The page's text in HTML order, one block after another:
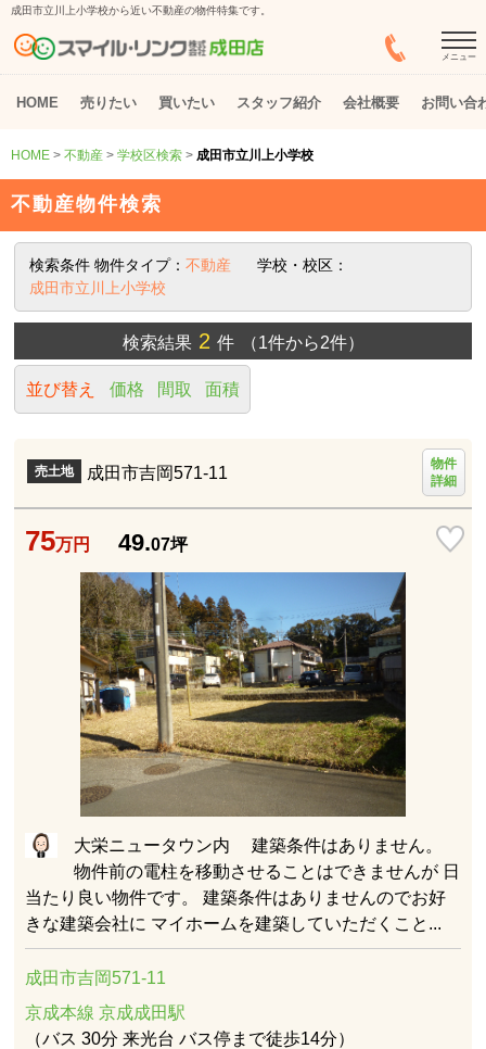
成田市立川上小学校から近い不動産の物件特集です。
メニュー
HOME 売りたい 買いたい スタッフ紹介 会社概要 お問い合
HOME > 不動産 > 学校区検索 > 成田市立川上小学校
不動産物件検索
検索条件 物件タイプ：不動産
学校・校区：
成田市立川上小学校
検索結果2 件 （1件から2件）
並び替え 価格 間取 面積
売土地 成田市吉岡571-11
物件
詳細
75万円 49.07坪
大栄ニュータウン内 建築条件はありません。
物件前の電柱を移動させることはできませんが 日
当たり良い物件です。 建築条件はありませんのでお好
きな建築会社に マイホームを建築していただくこと...
成田市吉岡571-11
京成本線 京成成田駅
（バス 30分 来光台 バス停まで徒歩14分）